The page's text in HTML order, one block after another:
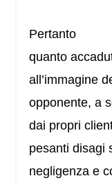
Pertanto
quanto
all’immagine
opponente, a
dai propri
pesanti disagi
negligenza e